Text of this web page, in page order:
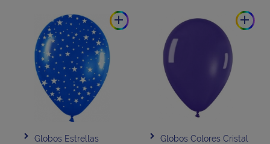
add
Globos Estrellas
add
Globos Colores Cristal